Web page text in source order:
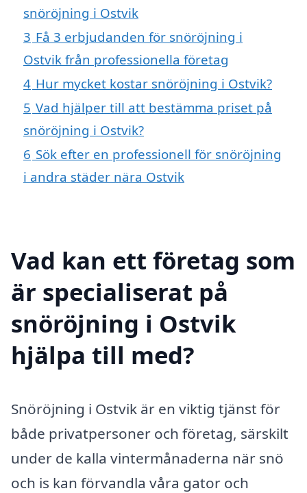
snöröjning i Ostvik
3 Få 3 erbjudanden för snöröjning i
Ostvik från professionella företag
4 Hur mycket kostar snöröjning i Ostvik?
5 Vad hjälper till att bestämma priset på
snöröjning i Ostvik?
6 Sök efter en professionell för snöröjning
i andra städer nära Ostvik
Vad kan ett företag som
är specialiserat på
snöröjning i Ostvik
hjälpa till med?
Snöröjning i Ostvik är en viktig tjänst för
både privatpersoner och företag, särskilt
under de kalla vintermånaderna när snö
och is kan förvandla våra gator och